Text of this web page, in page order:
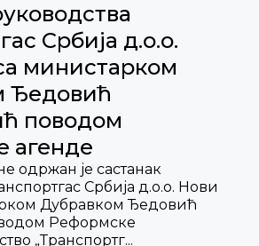
Србија д.о.о.
министарком
Ђедовић
поводом
агенде
одржан je састанак
Србија д.о.о. Нови
Дубравком Ђедовић
Реформске
„Транспортг...